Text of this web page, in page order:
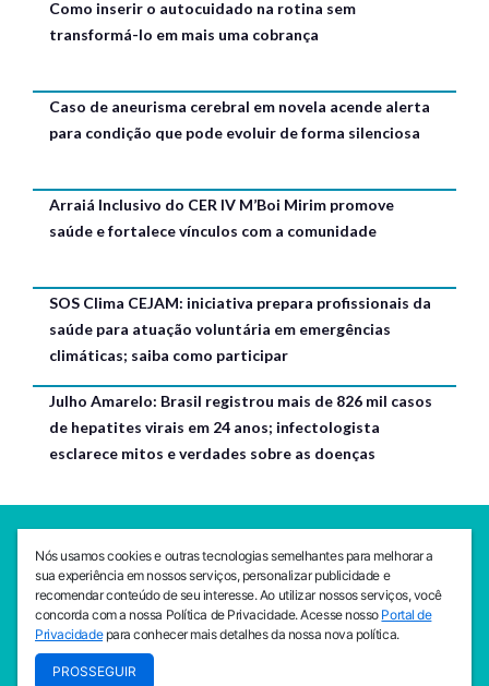
Como inserir o autocuidado na rotina sem
transformá-lo em mais uma cobrança
Caso de aneurisma cerebral em novela acende alerta
para condição que pode evoluir de forma silenciosa
Arraiá Inclusivo do CER IV M’Boi Mirim promove
saúde e fortalece vínculos com a comunidade
SOS Clima CEJAM: iniciativa prepara profissionais da
saúde para atuação voluntária em emergências
climáticas; saiba como participar
Julho Amarelo: Brasil registrou mais de 826 mil casos
de hepatites virais em 24 anos; infectologista
esclarece mitos e verdades sobre as doenças
SEDE CEJAM
Av. da Liberdade, 765, Liberdade, São Paulo, 01503-001
(11) 3469 - 1818
INSTITUTO CEJAM
Av. da Liberdade, 765, Liberdade, São Paulo, 01503-001
Nós usamos cookies e outras tecnologias semelhantes para melhorar a
sua experiência em nossos serviços, personalizar publicidade e
recomendar conteúdo de seu interesse. Ao utilizar nossos serviços, você
concorda com a nossa Política de Privacidade. Acesse nosso Portal de
Privacidadepara conhecer mais detalhes da nossa nova política.
PROSSEGUIR